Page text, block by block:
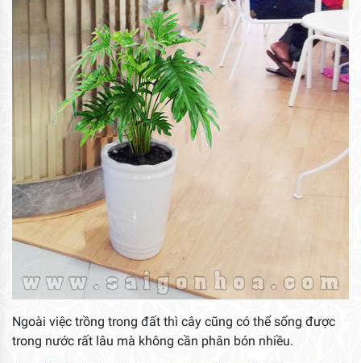
Ngoài việc trồng trong đất thì cây cũng có thể sống được
trong nước rất lâu mà không cần phân bón nhiều.